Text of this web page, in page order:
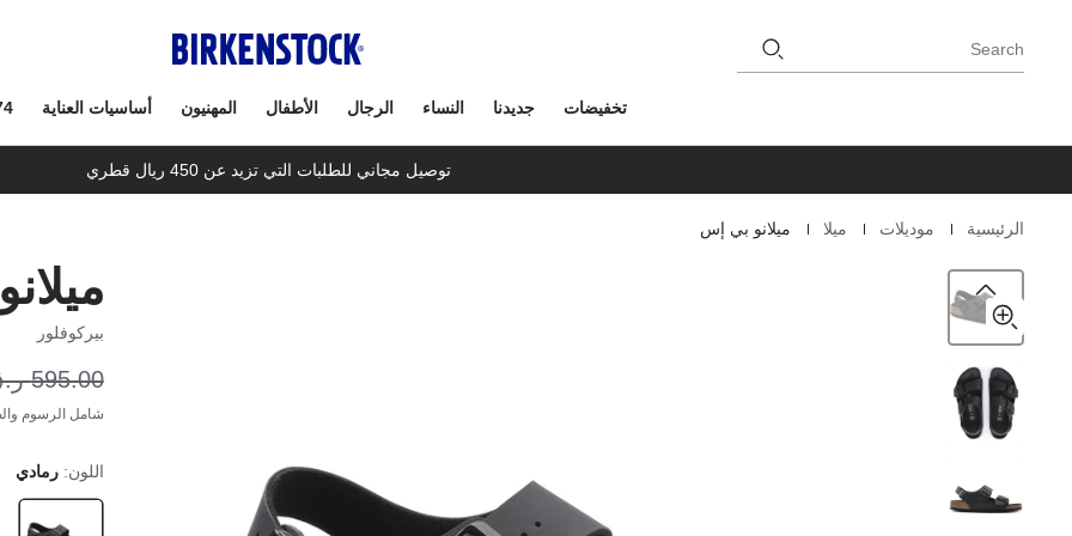
Search
تخفيضات جديدنا النساء الرجال الأطفال المهنيون أساسيات العناية
توصيل مجاني للطلبات التي تزيد عن 450 ريال قطري
Homepage الرئيسية موديلات ميلا ميلانو بي إس
بيركوفلور
595.00 ر.ق
شامل الرسوم
اللون:رمادي